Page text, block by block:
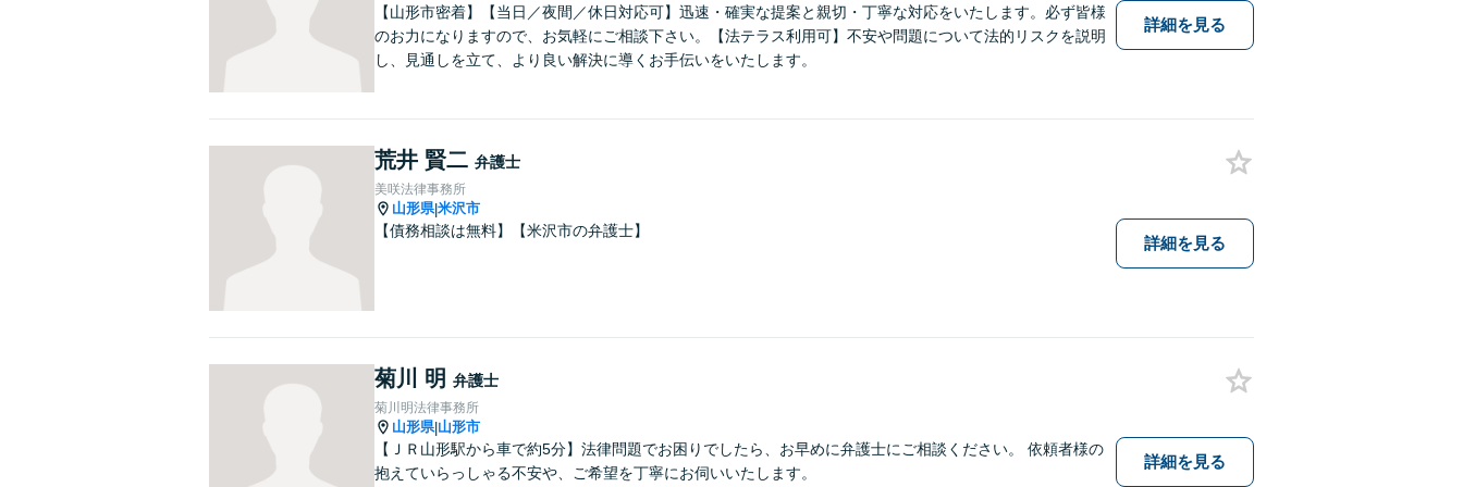
【山形市密着】【当日／夜間／休日対応可】迅速・確実な提案と親切・丁寧な対応をいたします。必ず皆様
のお力になりますので、お気軽にご相談下さい。【法テラス利用可】不安や問題について法的リスクを説明
し、見通しを立て、より良い解決に導くお手伝いをいたします。
詳細を見る
荒井 賢二 弁護士
美咲法律事務所
山形県|米沢市
【債務相談は無料】【米沢市の弁護士】
詳細を見る
菊川 明 弁護士
菊川明法律事務所
山形県|山形市
【ＪＲ山形駅から車で約5分】法律問題でお困りでしたら、お早めに弁護士にご相談ください。 依頼者様の
抱えていらっしゃる不安や、ご希望を丁寧にお伺いいたします。
詳細を見る